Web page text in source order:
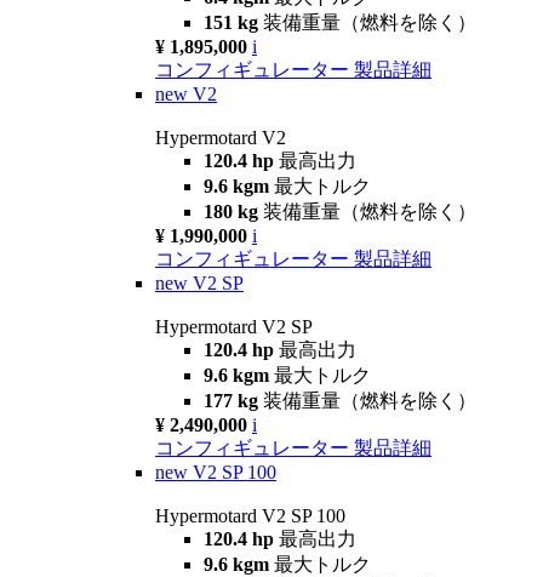
151 kg 装備重量（燃料を除く）
¥ 1,895,000 i
コンフィギュレーター 製品詳細
new V2
Hypermotard V2
120.4 hp 最高出力
9.6 kgm 最大トルク
180 kg 装備重量（燃料を除く）
¥ 1,990,000 i
コンフィギュレーター 製品詳細
new V2 SP
Hypermotard V2 SP
120.4 hp 最高出力
9.6 kgm 最大トルク
177 kg 装備重量（燃料を除く）
¥ 2,490,000 i
コンフィギュレーター 製品詳細
new V2 SP 100
Hypermotard V2 SP 100
120.4 hp 最高出力
9.6 kgm 最大トルク